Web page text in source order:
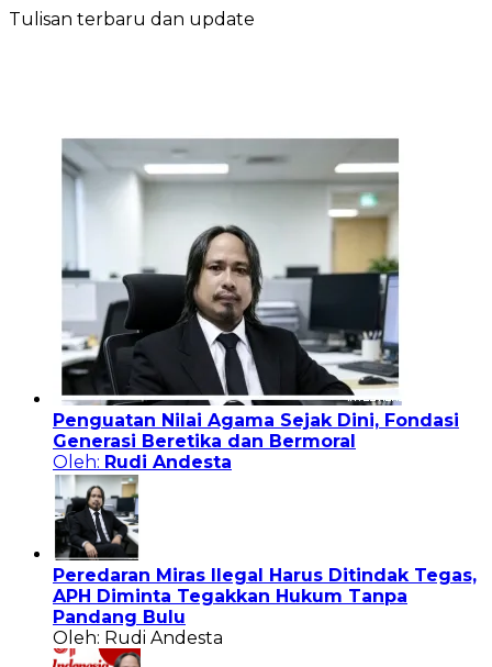
Tulisan terbaru dan update
Penguatan Nilai Agama Sejak Dini, Fondasi
Generasi Beretika dan Bermoral
Oleh: Rudi Andesta
Peredaran Miras Ilegal Harus Ditindak Tegas,
APH Diminta Tegakkan Hukum Tanpa
Pandang Bulu
Oleh: Rudi Andesta